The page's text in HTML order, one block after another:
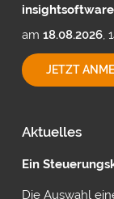
insightsoftware
am 18.08.2026,
JETZT
Aktuelles
Ein
Die Auswahl